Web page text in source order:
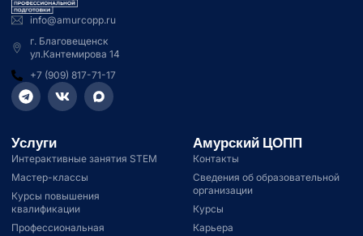
info@amurcopp.ru
г. Благовещенск
ул.Кантемирова 14
+7 (909) 817-71-17
Услуги
Интерактивные занятия STEM
Мастер-классы
Курсы повышения
квалификации
Профессиональная
Амурский ЦОПП
Контакты
Сведения об образовательной
организации
Курсы
Карьера